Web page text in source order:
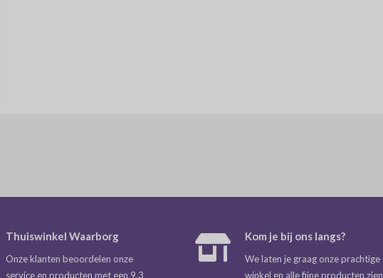
Thuiswinkel Waarborg
Onze klanten beoordelen onze
service en producten met een 9.3
Kom je bij ons langs?
We laten je graag onze prachtige
winkel en alle fijne producten zien